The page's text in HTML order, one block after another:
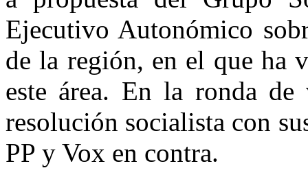
Ejecutivo Autonómico
de la región, en el que ha
este área. En la ronda de
resolución socialista con
PP y Vox en contra.